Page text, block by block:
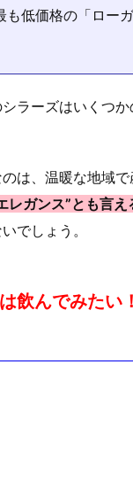
低価格の「ロー
ラーズはいくつ
は、 温暖な地域
レガンス”とも言
でしょう。
飲んでみたい